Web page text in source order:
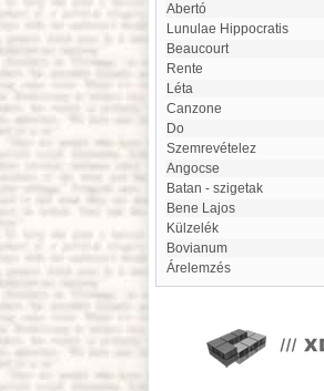
Abertó
Lunulae Hippocratis
Beaucourt
Rente
Léta
canzone
Do
Szemrevételez
Angocse
Batan - szigetak
Bene Lajos
Külzelék
Bovianum
Árelemzés